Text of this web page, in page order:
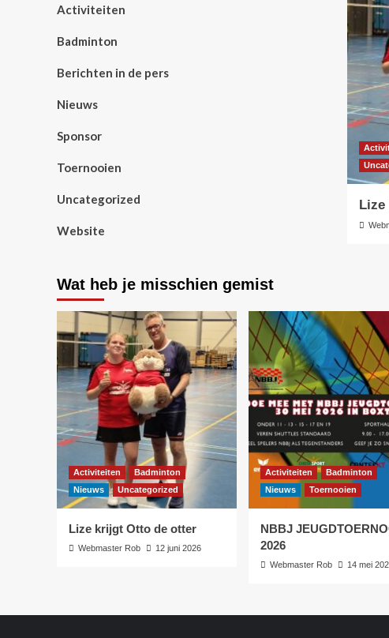
Activiteiten
Badminton
Berichten in de pers
Nieuws
Sponsor
Toernooien
Uncategorized
Website
Wat heb je misschien gemist
Activiteiten
Badminton
Nieuws
Uncategorized
Lize krijgt Otto de otter
Webmaster Rob 12 juni 2026
Activiteiten
Badminton
Nieuws
Toernooien
NBBJ
2026
Webmaster Rob 14 mei